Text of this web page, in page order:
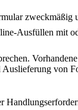
Ausfüllen mit
von